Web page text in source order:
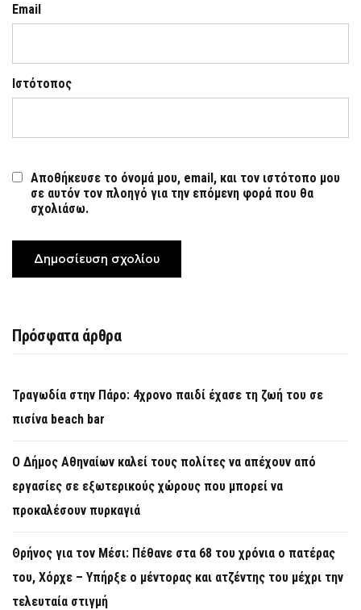
Email
Ιστότοπος
Αποθήκευσε το όνομά μου, email, και τον ιστότοπο μου
σε αυτόν τον πλοηγό για την επόμενη φορά που θα
σχολιάσω.
Πρόσφατα άρθρα
Τραγωδία στην Πάρο: 4χρονο παιδί έχασε τη ζωή του σε
πισίνα beach bar
Ο Δήμος Αθηναίων καλεί τους πολίτες να απέχουν από
εργασίες σε εξωτερικούς χώρους που μπορεί να
προκαλέσουν πυρκαγιά
Θρήνος για τον Μέσι: Πέθανε στα 68 του χρόνια ο πατέρας
του, Χόρχε – Υπήρξε ο μέντορας και ατζέντης του μέχρι την
τελευταία στιγμή